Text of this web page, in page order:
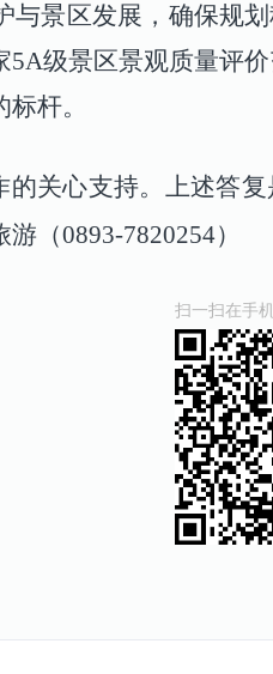
与景区发展，确保规
5A级景区景观质量评
杆。
的关心支持。上述答
游 （0893-7820254）
扫一扫在手